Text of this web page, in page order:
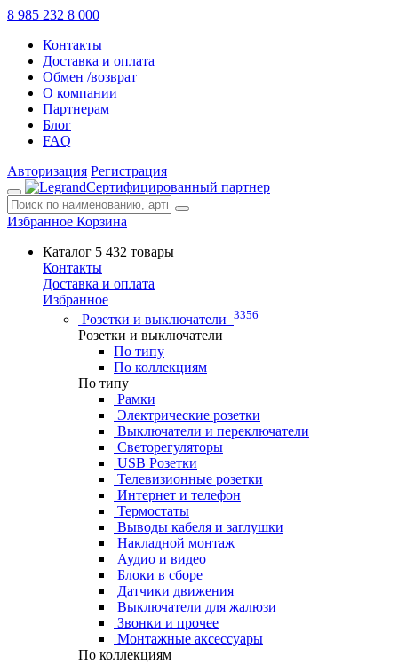
8 985 232 8 000
Контакты
Доставка и оплата
Обмен /возврат
О компании
Партнерам
Блог
FAQ
Авторизация Регистрация
Сертифицированный партнер
Избранное Корзина
Каталог 5 432 товары
Контакты
Доставка и оплата
Избранное
Розетки и выключатели 3356
Розетки и выключатели
По типу
По коллекциям
По типу
Рамки
Электрические розетки
Выключатели и переключатели
Светорегуляторы
USB Розетки
Телевизионные розетки
Интернет и телефон
Термостаты
Выводы кабеля и заглушки
Накладной монтаж
Аудио и видео
Блоки в сборе
Датчики движения
Выключатели для жалюзи
Звонки и прочее
Монтажные аксессуары
По коллекциям